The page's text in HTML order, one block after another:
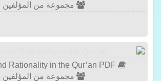
مجموعة من المؤلفين
مجموعة من المؤلفين